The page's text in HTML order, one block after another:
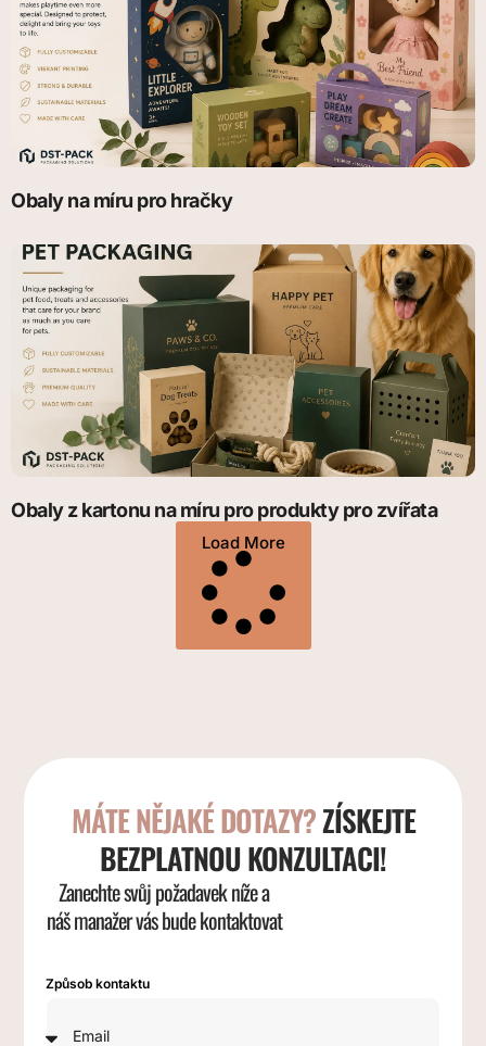
Obaly na míru pro hračky
Obaly z kartonu na míru pro produkty pro zvířata
Load More
MÁTE NĚJAKÉ DOTAZY?ZÍSKEJTE
BEZPLATNOU KONZULTACI!
Zanechte svůj požadavek níže a
náš manažer vás bude kontaktovat
Způsob kontaktu